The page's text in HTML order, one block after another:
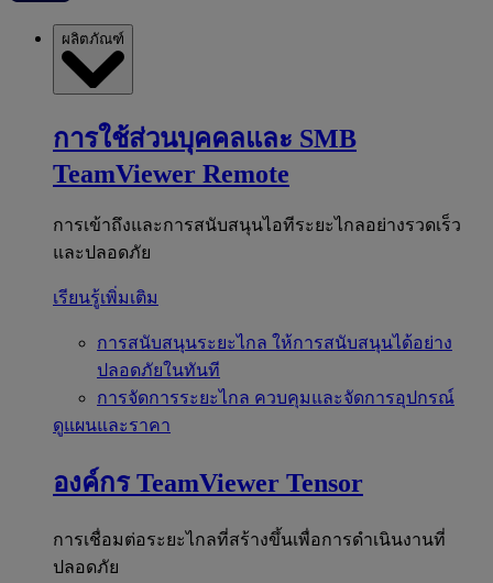
ผลิตภัณฑ์
การใช้ส่วนบุคคลและ SMB
TeamViewer Remote
การเข้าถึงและการสนับสนุนไอทีระยะไกลอย่างรวดเร็ว
และปลอดภัย
เรียนรู้เพิ่มเติม
การสนับสนุนระยะไกล ให้การสนับสนุนได้อย่าง
ปลอดภัยในทันที
การจัดการระยะไกล ควบคุมและจัดการอุปกรณ์
ดูแผนและราคา
องค์กร TeamViewer Tensor
การเชื่อมต่อระยะไกลที่สร้างขึ้นเพื่อการดำเนินงานที่
ปลอดภัย